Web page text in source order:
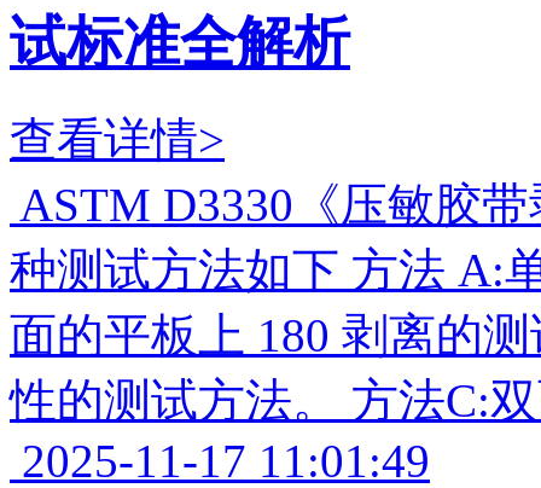
试标准全解析
查看详情>
ASTM D3330《压敏胶
种测试方法如下 方法 A:
面的平板上 180 剥离的
性的测试方法。 方法C:
2025-11-17 11:01:49